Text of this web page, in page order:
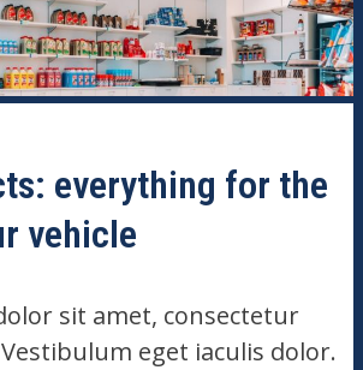
everything for the
vehicle
sit amet, consectetur
eget iaculis dolor.